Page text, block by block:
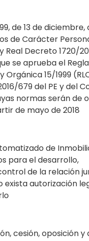
de 13 de diciembre,
de Carácter
Real Decreto 1720/
se aprueba el
Orgánica 15/1999
679 del PE y del
normas serán de
de mayo de 2018
de
para el desarrollo,
de la relación
exista autorización
cesión, oposición y